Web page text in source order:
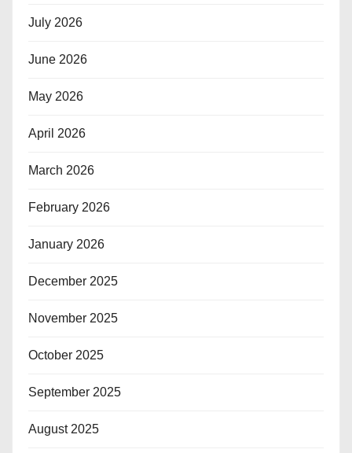
July 2026
June 2026
May 2026
April 2026
March 2026
February 2026
January 2026
December 2025
November 2025
October 2025
September 2025
August 2025